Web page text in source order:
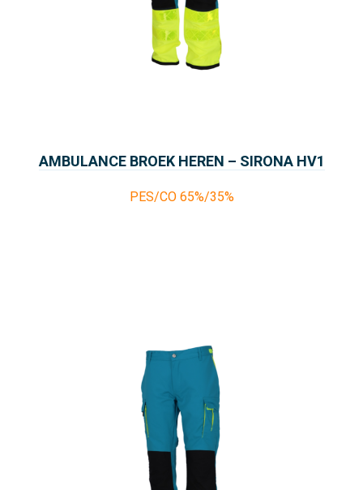
AMBULANCE BROEK HEREN – SIRONA HV1
PES/CO 65%/35%